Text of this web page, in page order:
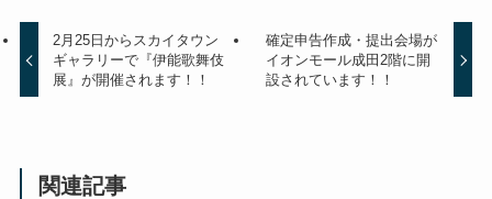
2月25日からスカイタウン
ギャラリーで『伊能歌舞伎
展』が開催されます！！
確定申告作成・提出会場が
イオンモール成田2階に開
設されています！！
関連記事